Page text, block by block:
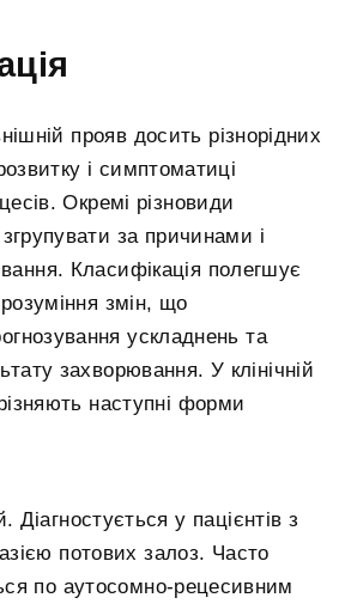
прояв досить різнорідних
і симптоматиці
Окремі різновиди
за причинами і
Класифікація полегшує
розуміння змін, що
ускладнень та
захворювання. У клінічній
наступні форми
у пацієнтів з
потових залоз. Часто
по аутосомно-рецесивним